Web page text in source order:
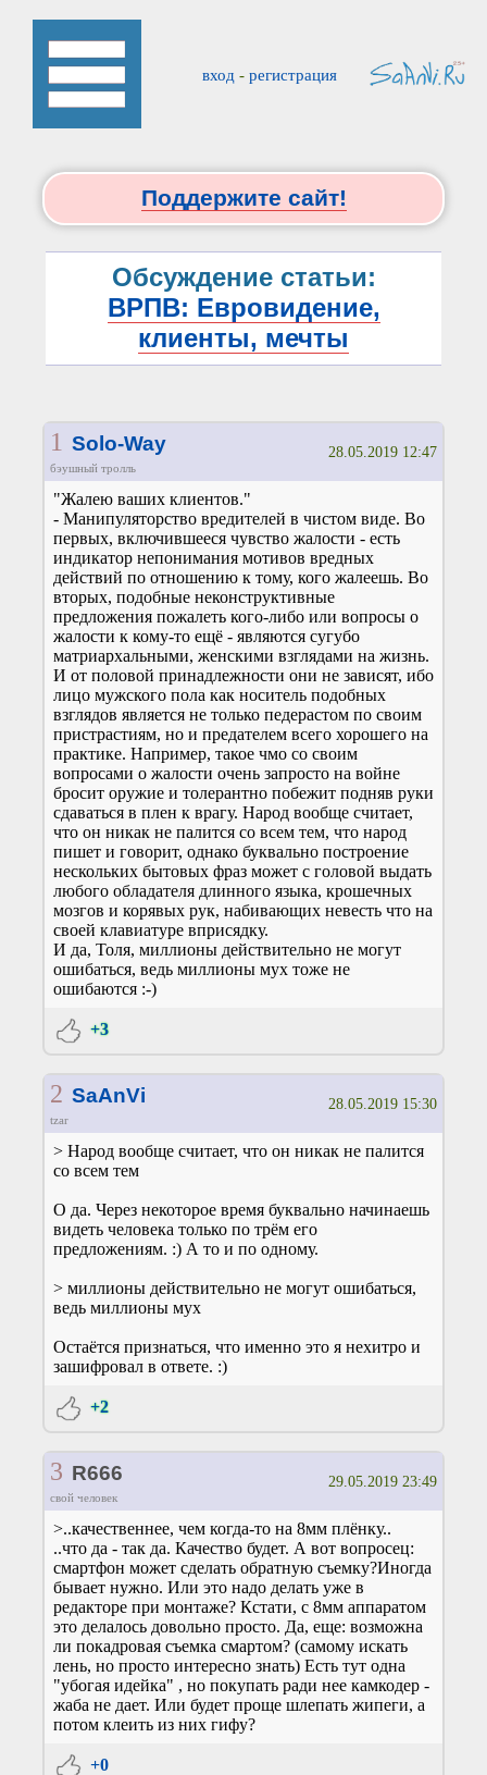
вход - регистрация
Поддержите сайт!
Обсуждение статьи:
ВРПВ: Евровидение,
клиенты, мечты
1 Solo-Way
бэушный тролль
28.05.2019 12:47
"Жалею ваших клиентов."
- Манипуляторство вредителей в чистом виде. Во
первых, включившееся чувство жалости - есть
индикатор непонимания мотивов вредных
действий по отношению к тому, кого жалеешь. Во
вторых, подобные неконструктивные
предложения пожалеть кого-либо или вопросы о
жалости к кому-то ещё - являются сугубо
матриархальными, женскими взглядами на жизнь.
И от половой принадлежности они не зависят, ибо
лицо мужского пола как носитель подобных
взглядов является не только педерастом по своим
пристрастиям, но и предателем всего хорошего на
практике. Например, такое чмо со своим
вопросами о жалости очень запросто на войне
бросит оружие и толерантно побежит подняв руки
сдаваться в плен к врагу. Народ вообще считает,
что он никак не палится со всем тем, что народ
пишет и говорит, однако буквально построение
нескольких бытовых фраз может с головой выдать
любого обладателя длинного языка, крошечных
мозгов и корявых рук, набивающих невесть что на
своей клавиатуре вприсядку.
И да, Толя, миллионы действительно не могут
ошибаться, ведь миллионы мух тоже не
ошибаются :-)
+3
2 SaAnVi
tzar
28.05.2019 15:30
> Народ вообще считает, что он никак не палится
со всем тем
О да. Через некоторое время буквально начинаешь
видеть человека только по трём его
предложениям. :) А то и по одному.
> миллионы действительно не могут ошибаться,
ведь миллионы мух
Остаётся признаться, что именно это я нехитро и
зашифровал в ответе. :)
+2
3 R666
свой человек
29.05.2019 23:49
>..качественнее, чем когда-то на 8мм плёнку..
..что да - так да. Качество будет. А вот вопросец:
смартфон может сделать обратную съемку?Иногда
бывает нужно. Или это надо делать уже в
редакторе при монтаже? Кстати, с 8мм аппаратом
это делалось довольно просто. Да, еще: возможна
ли покадровая съемка смартом? (самому искать
лень, но просто интересно знать) Есть тут одна
"убогая идейка" , но покупать ради нее камкодер -
жаба не дает. Или будет проще шлепать жипеги, а
потом клеить из них гифу?
+0